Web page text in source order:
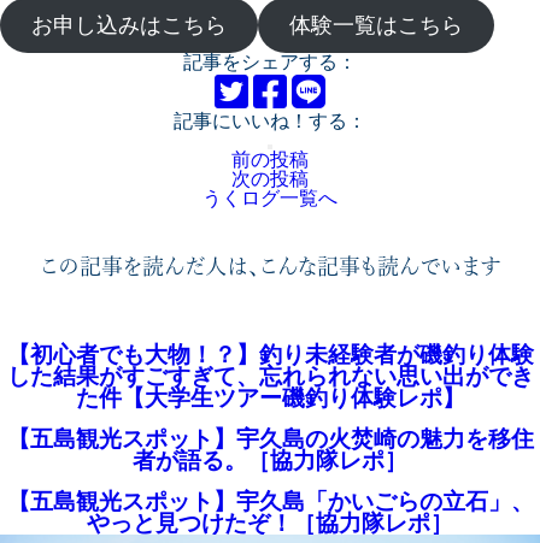
お申し込みはこちら 体験一覧はこちら
記事をシェアする：
記事にいいね！する：
前の投稿
次の投稿
うくログ一覧へ
この記事を読んだ人は、こんな記事も読んでいます
【初心者でも大物！？】釣り未経験者が磯釣り体験
した結果がすごすぎて、忘れられない思い出ができ
た件【大学生ツアー磯釣り体験レポ】
【五島観光スポット】宇久島の火焚崎の魅力を移住
者が語る。［協力隊レポ］
【五島観光スポット】宇久島「かいごらの立石」、
やっと見つけたぞ！［協力隊レポ］